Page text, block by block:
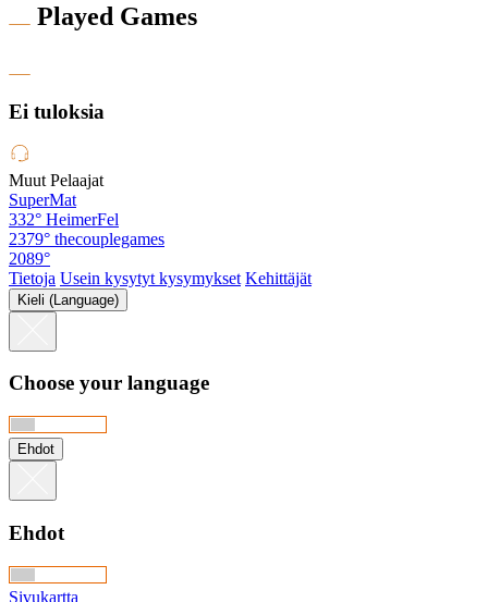
Played Games
Ei tuloksia
Muut Pelaajat
SuperMat
332° HeimerFel
2379° thecouplegames
2089°
Tietoja Usein kysytyt kysymykset Kehittäjät
Kieli (Language)
Choose your language
Ehdot
Ehdot
Sivukartta